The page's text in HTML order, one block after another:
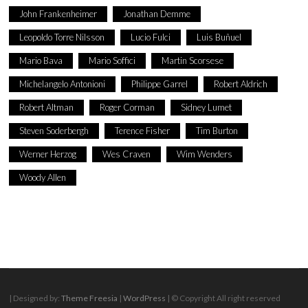
John Frankenheimer Jonathan Demme
Leopoldo Torre Nilsson Lucio Fulci Luis Buñuel
Mario Bava Mario Soffici Martin Scorsese
Michelangelo Antonioni Philippe Garrel Robert Aldrich
Robert Altman Roger Corman Sidney Lumet
Steven Soderbergh Terence Fisher Tim Burton
Werner Herzog Wes Craven Wim Wenders
Woody Allen
| Designed by:Theme Freesia |WordPress | © Copyright All right reserved